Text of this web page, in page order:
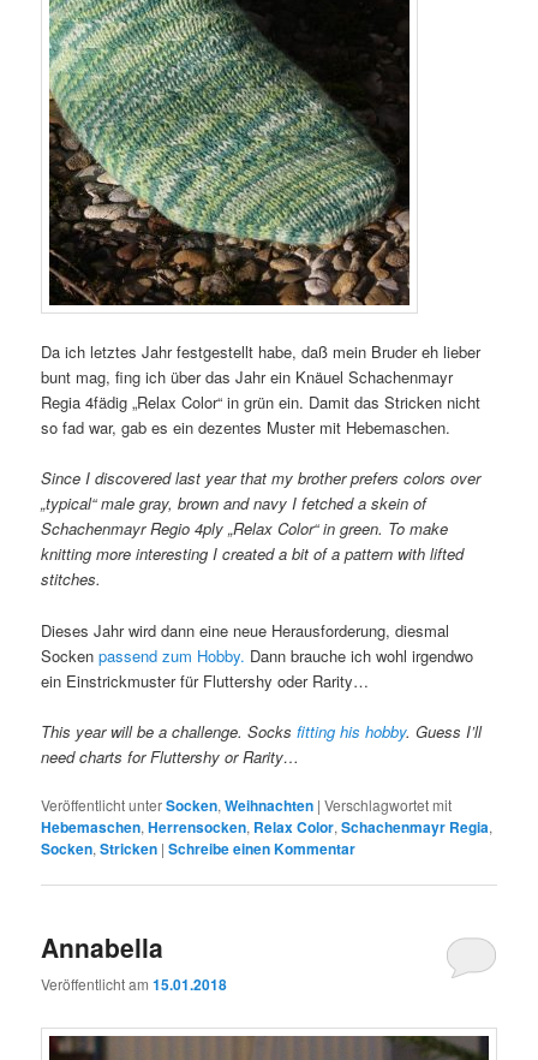
Da ich letztes Jahr festgestellt habe, daß mein Bruder eh lieber
bunt mag, fing ich über das Jahr ein Knäuel Schachenmayr
Regia 4fädig „Relax Color“ in grün ein. Damit das Stricken nicht
so fad war, gab es ein dezentes Muster mit Hebemaschen.
Since I discovered last year that my brother prefers colors over
„typical“ male gray, brown and navy I fetched a skein of
Schachenmayr Regio 4ply „Relax Color“ in green. To make
knitting more interesting I created a bit of a pattern with lifted
stitches.
Dieses Jahr wird dann eine neue Herausforderung, diesmal
Sockenpassend zum Hobby. Dann brauche ich wohl irgendwo
ein Einstrickmuster für Fluttershy oder Rarity…
This year will be a challenge. Socksfitting his hobby. Guess I’ll
need charts for Fluttershy or Rarity…
Veröffentlicht unterSocken,Weihnachten |Verschlagwortet mit
Hebemaschen,Herrensocken, Relax Color,Schachenmayr Regia,
Socken,Stricken |Schreibe einen Kommentar
Annabella
Veröffentlicht am15.01.2018